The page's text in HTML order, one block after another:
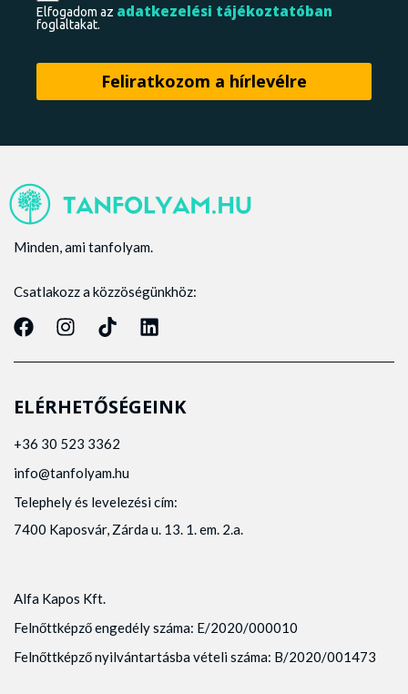
Elfogadom az adatkezelési tájékoztatóban
foglaltakat.
Minden, ami tanfolyam.
Csatlakozz a közzöségünkhöz:
ELÉRHETŐSÉGEINK
+36 30 523 3362
info@tanfolyam.hu
Telephely és levelezési cím:
7400 Kaposvár, Zárda u. 13. 1. em. 2.a.
Alfa Kapos Kft.
Felnőttképző engedély száma: E/2020/000010
Felnőttképző nyilvántartásba vételi száma: B/2020/001473